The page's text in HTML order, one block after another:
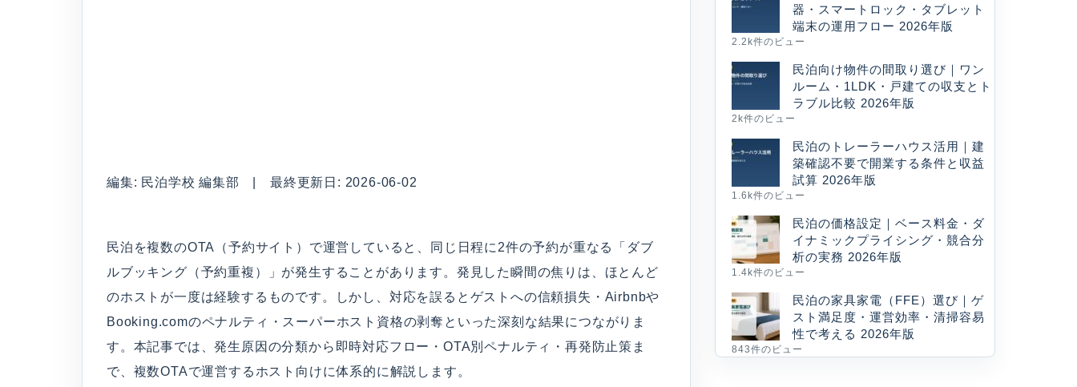
編集: 民泊学校 編集部 | 最終更新日: 2026-06-02
民泊を複数のOTA（予約サイト）で運営していると、同じ日程に2件の予約が重なる「ダブ
ルブッキング（予約重複）」が発生することがあります。発見した瞬間の焦りは、ほとんど
のホストが一度は経験するものです。しかし、対応を誤るとゲストへの信頼損失・Airbnbや
Booking.comのペナルティ・スーパーホスト資格の剥奪といった深刻な結果につながりま
す。本記事では、発生原因の分類から即時対応フロー・OTA別ペナルティ・再発防止策ま
で、複数OTAで運営するホスト向けに体系的に解説します。
器・スマートロック・タブレット
端末の運用フロー 2026年版
2.2k件のビュー
民泊向け物件の間取り選び｜ワン
ルーム・1LDK・戸建ての収支とト
ラブル比較 2026年版
2k件のビュー
民泊のトレーラーハウス活用｜建
築確認不要で開業する条件と収益
試算 2026年版
1.6k件のビュー
民泊の価格設定｜ベース料金・ダ
イナミックプライシング・競合分
析の実務 2026年版
1.4k件のビュー
民泊の家具家電（FFE）選び｜ゲ
スト満足度・運営効率・清掃容易
性で考える 2026年版
843件のビュー